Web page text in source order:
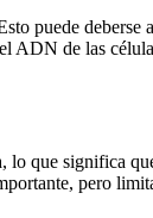
puede
ADN de las
que significa
pero